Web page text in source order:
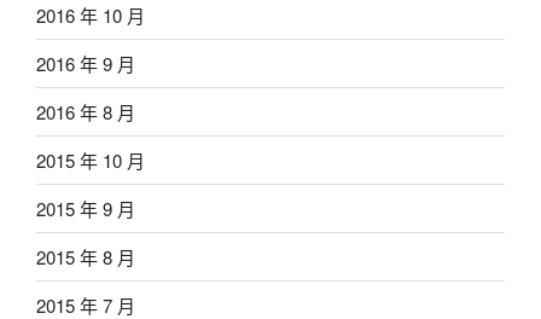
2016 年 10 月
2016 年 9 月
2016 年 8 月
2015 年 10 月
2015 年 9 月
2015 年 8 月
2015 年 7 月